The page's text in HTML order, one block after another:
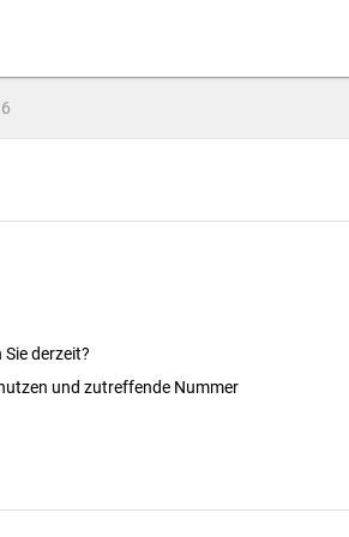
6
derzeit?
und zutreffende Nummer